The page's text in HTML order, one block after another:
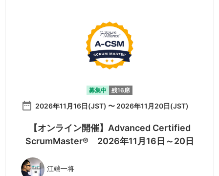
募集中 残16席
date_range 2026年11月16日(JST) 〜 2026年11月20日(JST)
【オンライン開催】Advanced Certified
ScrumMaster® 2026年11月16日～20日
江端一将